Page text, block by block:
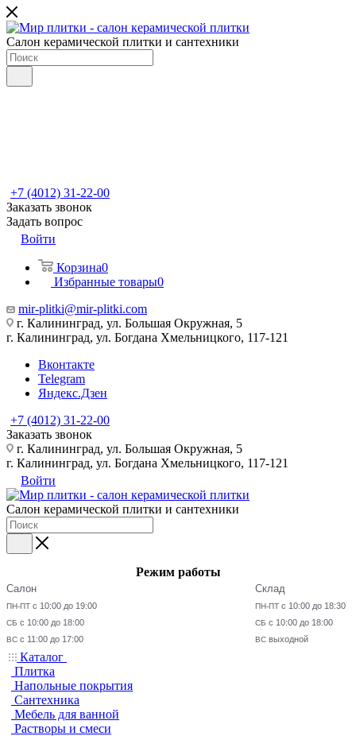
Салон керамической плитки и сантехники
+7 (4012) 31-22-00
Заказать звонок
Задать вопрос
Войти
Корзина0
Избранные товары0
mir-plitki@mir-plitki.com
г. Калининград, ул. Большая Окружная, 5
г. Калининград, ул. Богдана Хмельницкого, 117-121
Вконтакте
Telegram
Яндекс.Дзен
+7 (4012) 31-22-00
Заказать звонок
г. Калининград, ул. Большая Окружная, 5
г. Калининград, ул. Богдана Хмельницкого, 117-121
Войти
Салон керамической плитки и сантехники
Режим работы
Салон
ПН-ПТ с 10:00 до 19:00
СБ с 10:00 до 18:00
ВС с 11:00 до 17:00
Склад
ПН-ПТ с 10:00 до 18:30
СБ с 10:00 до 18:00
ВС выходной
Каталог
Плитка
Напольные покрытия
Сантехника
Мебель для ванной
Растворы и смеси